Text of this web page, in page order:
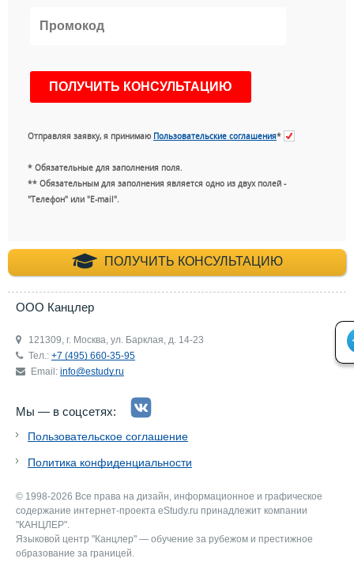
Отправляя заявку, я принимаю Пользовательские соглашения*
* Обязательные для заполнения поля.
** Обязательным для заполнения является одно из двух полей -
"Телефон" или "E-mail".
ПОЛУЧИТЬ КОНСУЛЬТАЦИЮ
+7 (495) 660-35-
ООО Канцлер
121309, г. Москва, ул. Барклая, д. 14-23
Тел.: +7 (495) 660-35-95
Email: info@estudy.ru
Мы — в соцсетях:
Пользовательское соглашение
Политика конфиденциальности
© 1998-2026 Все права на дизайн, информационное и графическое
содержание интернет-проекта eStudy.ru принадлежит компании
"КАНЦЛЕР".
Языковой центр "Канцлер" — обучение за рубежом и престижное
образование за границей.